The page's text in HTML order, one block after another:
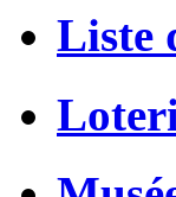
Liste